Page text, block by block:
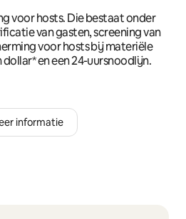
voor hosts. Die bestaat onder
van gasten, screening van
voor hosts bij materiële
dollar* en een 24-uursnoodlijn.
informatie